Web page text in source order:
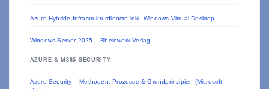
Azure Hybride Infrastrukturdienste inkl. Windows Virtual Desktop
Windows Server 2025 – Rheinwerk Verlag
AZURE & M365 SECURITY
Azure Security – Methoden, Prozesse & Grundprinzipien (Microsoft